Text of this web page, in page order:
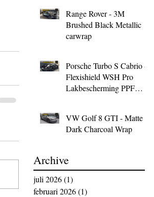
Range Rover - 3M
Brushed Black Metallic
carwrap
Porsche Turbo S Cabrio -
Flexishield WSH Pro
Lakbescherming PPF
VW Golf 8 GTI - Matte
Dark Charcoal Wrap
Archive
juli 2026(1)
februari 2026(1)